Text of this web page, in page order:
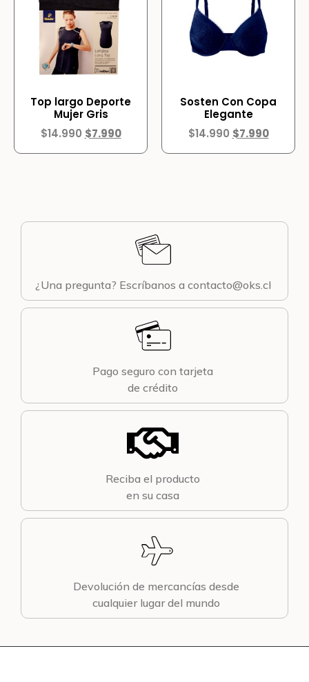
Top largo Deporte
Mujer Gris
$14.990 $7.990
Sosten Con Copa
Elegante
$14.990 $7.990
¿Una pregunta? Escríbanos a contacto@oks.cl
Pago seguro con tarjeta
de crédito
Reciba el producto
en su casa
Devolución de mercancías desde
cualquier lugar del mundo